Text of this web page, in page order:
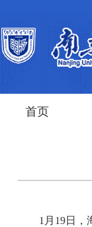
首页
1月19日，